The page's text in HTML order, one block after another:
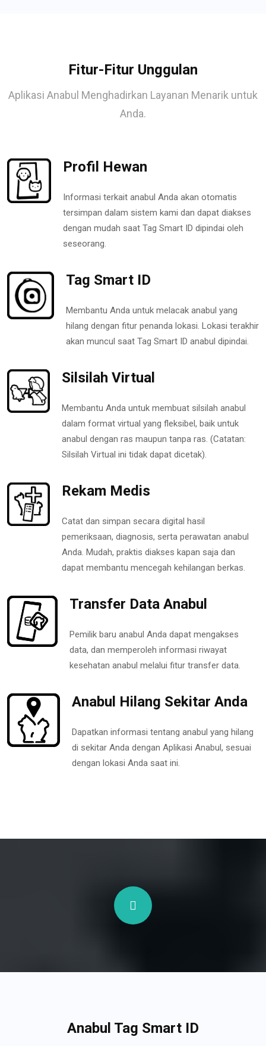
Fitur-Fitur Unggulan
Aplikasi Anabul Menghadirkan Layanan Menarik untuk
Anda.
Profil Hewan
Informasi terkait anabul Anda akan otomatis
tersimpan dalam sistem kami dan dapat diakses
dengan mudah saat Tag Smart ID dipindai oleh
seseorang.
Tag Smart ID
Membantu Anda untuk melacak anabul yang
hilang dengan fitur penanda lokasi. Lokasi terakhir
akan muncul saat Tag Smart ID anabul dipindai.
Silsilah Virtual
Membantu Anda untuk membuat silsilah anabul
dalam format virtual yang fleksibel, baik untuk
anabul dengan ras maupun tanpa ras. (Catatan:
Silsilah Virtual ini tidak dapat dicetak).
Rekam Medis
Catat dan simpan secara digital hasil
pemeriksaan, diagnosis, serta perawatan anabul
Anda. Mudah, praktis diakses kapan saja dan
dapat membantu mencegah kehilangan berkas.
Transfer Data Anabul
Pemilik baru anabul Anda dapat mengakses
data, dan memperoleh informasi riwayat
kesehatan anabul melalui fitur transfer data.
Anabul Hilang Sekitar Anda
Dapatkan informasi tentang anabul yang hilang
di sekitar Anda dengan Aplikasi Anabul, sesuai
dengan lokasi Anda saat ini.
Anabul Tag Smart ID